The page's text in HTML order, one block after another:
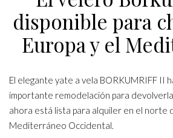
disponible para
Europa y el
El elegante yate a vela BORKUMRIFF II
importante remodelación para
ahora está lista para alquiler en el norte
Mediterráneo Occidental.